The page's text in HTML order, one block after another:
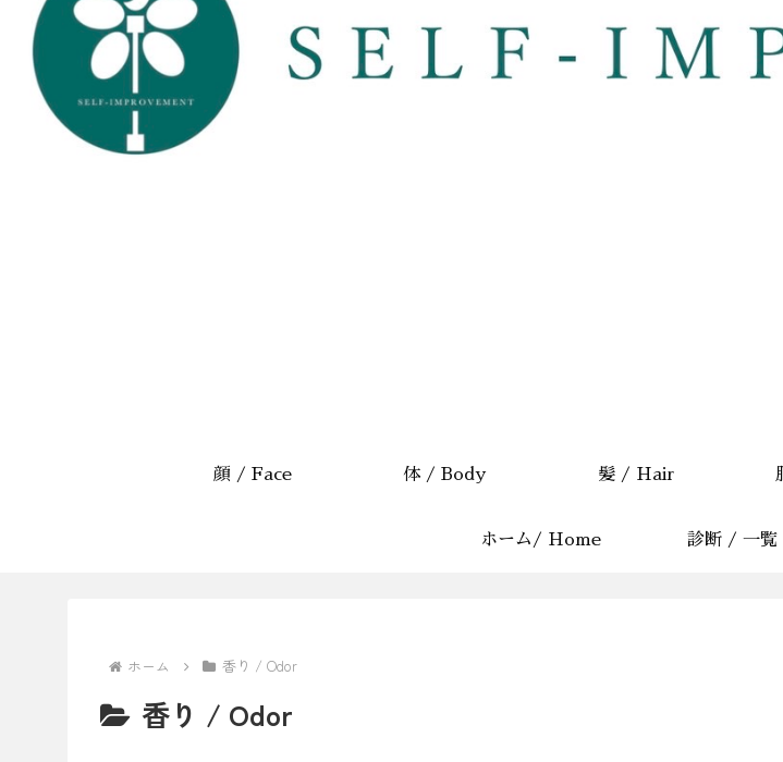
顔 / Face 体 / Body 髪 / Hair
ホーム/ Home 診断 / 一覧
ホーム 香り / Odor
香り / Odor